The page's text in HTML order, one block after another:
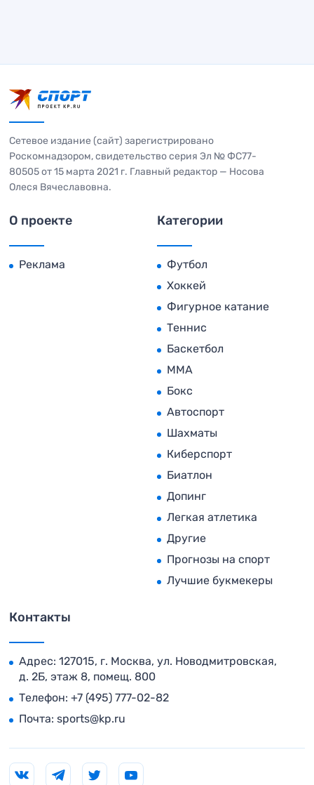
Сетевое издание (сайт) зарегистрировано
Роскомнадзором, свидетельство серия Эл № ФС77-
80505 от 15 марта 2021 г. Главный редактор — Носова
Олеся Вячеславовна.
О проекте
Реклама
Категории
Футбол
Хоккей
Фигурное катание
Теннис
Баскетбол
MMA
Бокс
Автоспорт
Шахматы
Киберспорт
Биатлон
Допинг
Легкая атлетика
Другие
Прогнозы на спорт
Лучшие букмекеры
Контакты
Адрес: 127015, г. Москва, ул. Новодмитровская,
д. 2Б, этаж 8, помещ. 800
Телефон: +7 (495) 777-02-82
Почта: sports@kp.ru